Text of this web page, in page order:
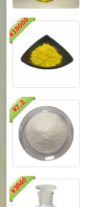
¥
18000
¥
7.2
¥
3840